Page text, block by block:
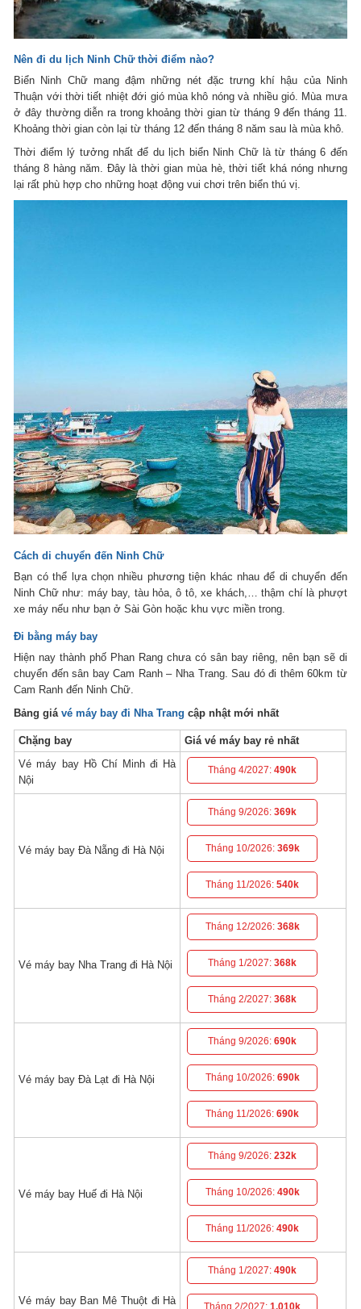
Nên đi du lịch Ninh Chữ thời điểm nào?
Biển Ninh Chữ mang đậm những nét đặc trưng khí hậu của Ninh
Thuận với thời tiết nhiệt đới gió mùa khô nóng và nhiều gió. Mùa mưa
ở đây thường diễn ra trong khoảng thời gian từ tháng 9 đến tháng 11.
Khoảng thời gian còn lại từ tháng 12 đến tháng 8 năm sau là mùa khô.
Thời điểm lý tưởng nhất để du lịch biển Ninh Chữ là từ tháng 6 đến
tháng 8 hàng năm. Đây là thời gian mùa hè, thời tiết khá nóng nhưng
lại rất phù hợp cho những hoạt động vui chơi trên biển thú vị.
Cách di chuyển đến Ninh Chữ
Bạn có thể lựa chọn nhiều phương tiện khác nhau để di chuyển đến
Ninh Chữ như: máy bay, tàu hỏa, ô tô, xe khách,… thậm chí là phượt
xe máy nếu như bạn ở Sài Gòn hoặc khu vực miền trong.
Đi bằng máy bay
Hiện nay thành phố Phan Rang chưa có sân bay riêng, nên bạn sẽ di
chuyển đến sân bay Cam Ranh – Nha Trang. Sau đó đi thêm 60km từ
Cam Ranh đến Ninh Chữ.
Bảng giávé máy bay đi Nha Trang cập nhật mới nhất
Chặng bay
Giá vé máy bay rẻ nhất
Vé máy bay Hồ Chí Minh đi Hà
Nội
Tháng 4/2027:490k
Vé máy bay Đà Nẵng đi Hà Nội
Tháng 9/2026:369k
Tháng 10/2026: 369k
Tháng 11/2026:540k
Vé máy bay Nha Trang đi Hà Nội
Tháng 12/2026: 368k
Tháng 1/2027:368k
Tháng 2/2027:368k
Vé máy bay Đà Lạt đi Hà Nội
Tháng 9/2026:690k
Tháng 10/2026: 690k
Tháng 11/2026:690k
Vé máy bay Huế đi Hà Nội
Tháng 9/2026:232k
Tháng 10/2026: 490k
Tháng 11/2026:490k
Vé máy bay Ban Mê Thuột đi Hà
Tháng 1/2027:490k
Tháng 2/2027:1,010k